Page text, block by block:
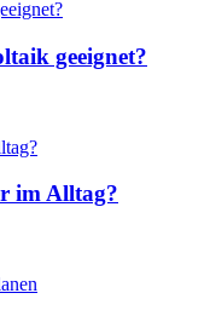
geeignet?
im Alltag?